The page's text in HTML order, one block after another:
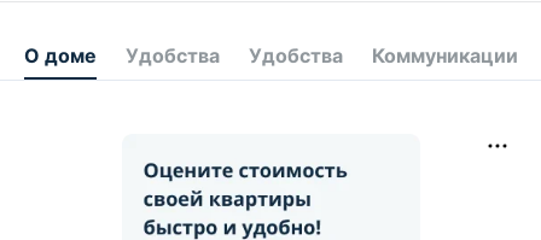
О доме Удобства Удобства Коммуникации